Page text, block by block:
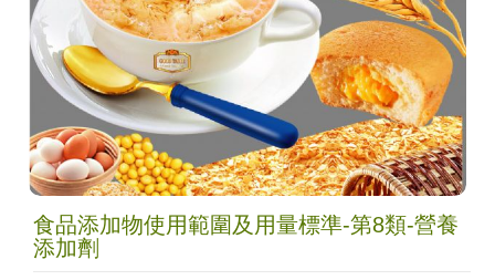
食品添加物使用範圍及用量標準-第8類-營養
添加劑